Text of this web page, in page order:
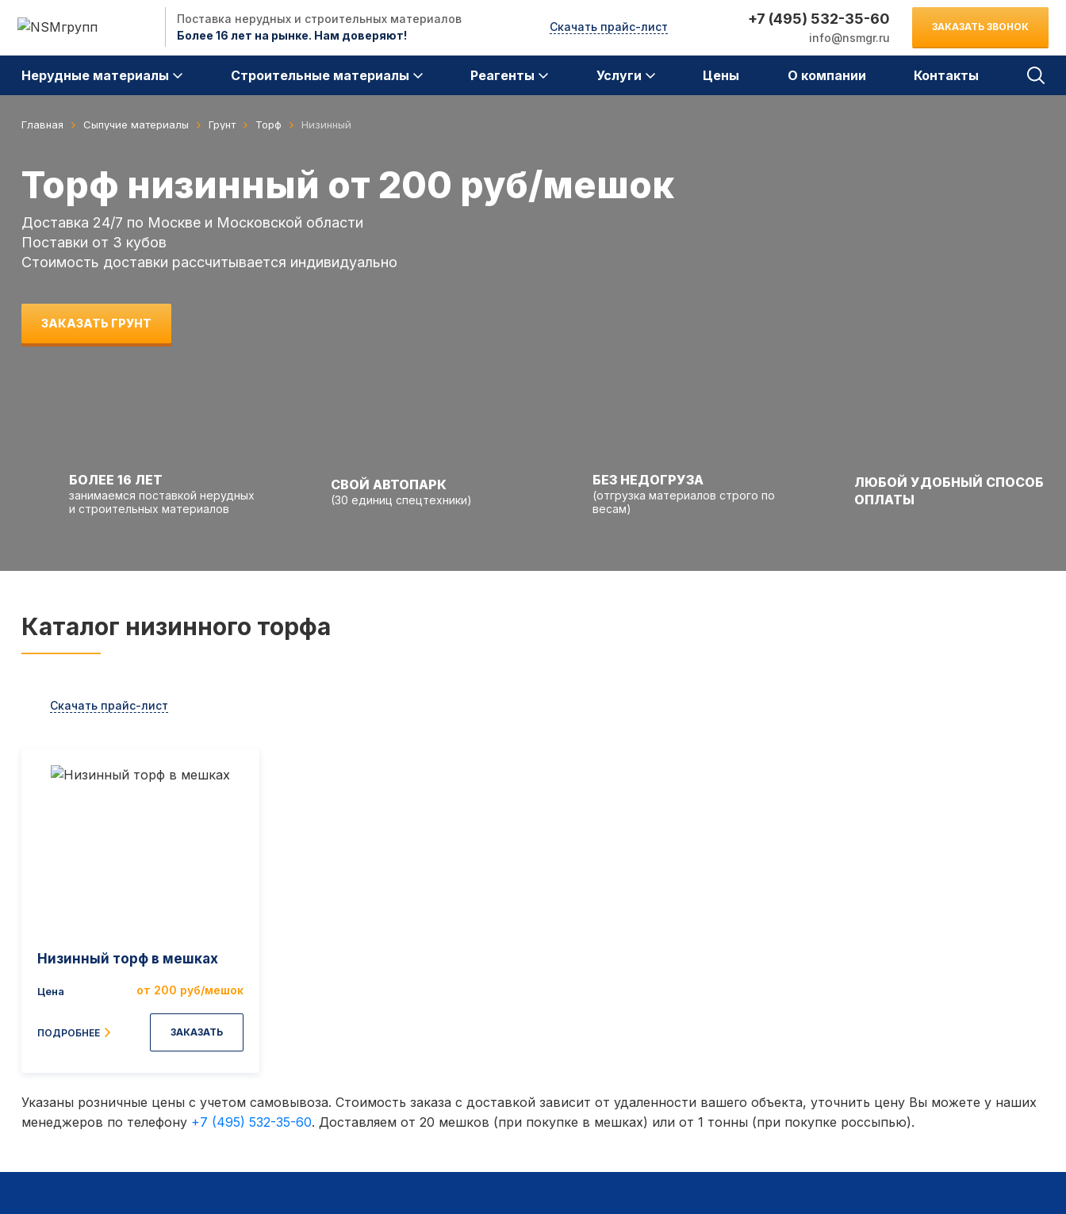
Поставка нерудных и строительных материалов
Более 16 лет на рынке. Нам доверяют!
Скачать прайс-лист +7 (495) 532-35-60
info@nsmgr.ru
ЗАКАЗАТЬ ЗВОНОК
Нерудные материалы Строительные материалы Реагенты Услуги Цены О компании Контакты
Главная Сыпучие материалы Грунт Торф Низинный
Торф низинный от 200 руб/мешок
Доставка 24/7 по Москве и Московской области
Поставки от 3 кубов
Стоимость доставки раcсчитывается индивидуально
ЗАКАЗАТЬ ГРУНТ
БОЛЕЕ 16 ЛЕТ
занимаемся поставкой нерудных
и строительных материалов
СВОЙ АВТОПАРК
(30 единиц спецтехники)
БЕЗ НЕДОГРУЗА
(отгрузка материалов строго по
весам)
ЛЮБОЙ УДОБНЫЙ СПОСОБ
ОПЛАТЫ
Каталог низинного торфа
Скачать прайс-лист
Низинный торф в мешках
Цена от 200 руб/мешок
ПОДРОБНЕЕ ЗАКАЗАТЬ
Указаны розничные цены с учетом самовывоза. Стоимость заказа с доставкой зависит от удаленности вашего объекта, уточнить цену Вы можете у наших
менеджеров по телефону +7 (495) 532-35-60. Доставляем от 20 мешков (при покупке в мешках) или от 1 тонны (при покупке россыпью).